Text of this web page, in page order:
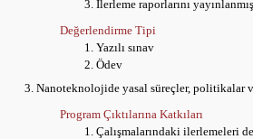
İlerleme raporlarını
Değerlendirme Tipi
Yazılı sınav
Ödev
Nanoteknolojide yasal süreçler, politikalar
Program Çıktılarına Katkıları
Çalışmalarındaki ilerlemeleri